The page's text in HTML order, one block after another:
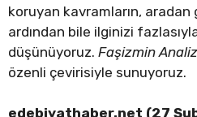
koruyan kavramların, aradan
ardından bile ilginizi
düşünüyoruz. Faşizmin
özenli çevirisiyle sunuyoruz.
edebiyathaber.net (27